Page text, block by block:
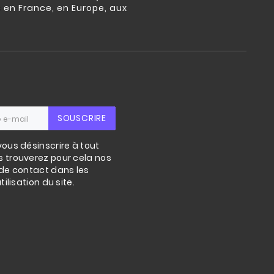
France, en Europe, aux
SOUSCRIRE
désinscrire à tout
trouverez pour cela nos
contact dans les
du site.